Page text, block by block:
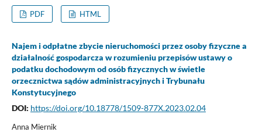
PDF HTML
Najem i odpłatne zbycie nieruchomości przez osoby fizyczne a
działalność gospodarcza w rozumieniu przepisów ustawy o
podatku dochodowym od osób fizycznych w świetle
orzecznictwa sądów administracyjnych i Trybunału
Konstytucyjnego
DOI: https://doi.org/10.18778/1509-877X.2023.02.04
Anna Miernik